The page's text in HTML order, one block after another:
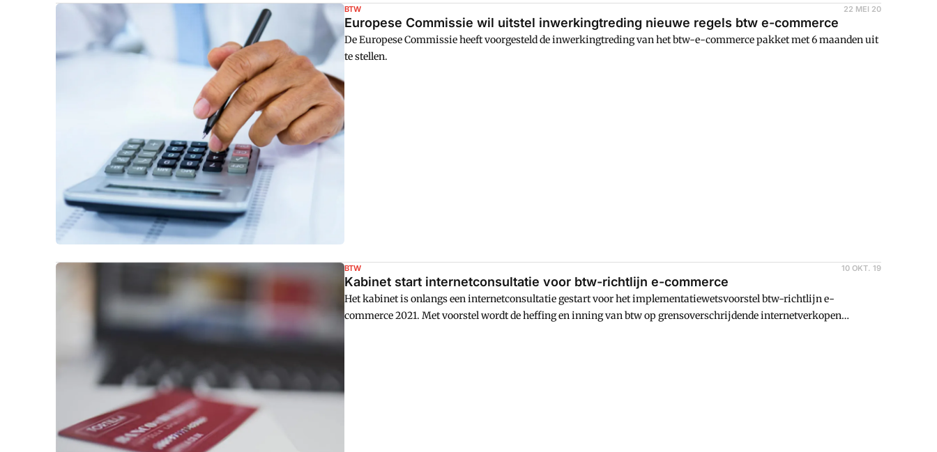
BTW 22 MEI 20
Europese Commissie wil uitstel inwerkingtreding nieuwe regels btw e-commerce
De Europese Commissie heeft voorgesteld de inwerkingtreding van het btw-e-commerce pakket met 6 maanden uit
te stellen.
BTW 10 OKT. 19
Kabinet start internetconsultatie voor btw-richtlijn e-commerce
Het kabinet is onlangs een internetconsultatie gestart voor het implementatiewetsvoorstel btw-richtlijn e-
commerce 2021. Met voorstel wordt de heffing en inning van btw op grensoverschrijdende internetverkopen